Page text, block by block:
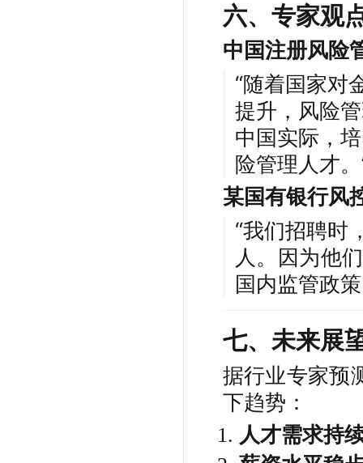
六、专家观
中国注册风险
“随着国家对
提升，风险
中国实际，
险管理人才。
某国有银行风
“我们招聘时
人。因为他
国内监管政
七、未来展
据行业专家预
下趋势：
人才需求持